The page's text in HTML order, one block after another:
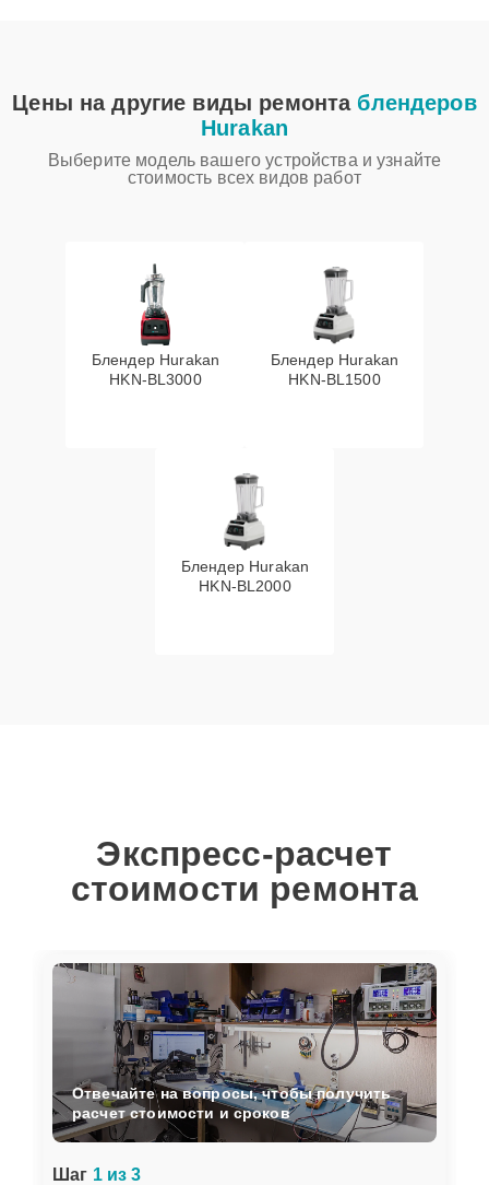
Цены на другие виды ремонта блендеров
Hurakan
Выберите модель вашего устройства и узнайте
стоимость всех видов работ
Блендер Hurakan
HKN‑BL3000
Блендер Hurakan
HKN‑BL1500
Блендер Hurakan
HKN‑BL2000
Экспресс-расчет
стоимости ремонта
Шаг 1 из 3
Отвечайте на вопросы, чтобы получить
расчет стоимости и сроков